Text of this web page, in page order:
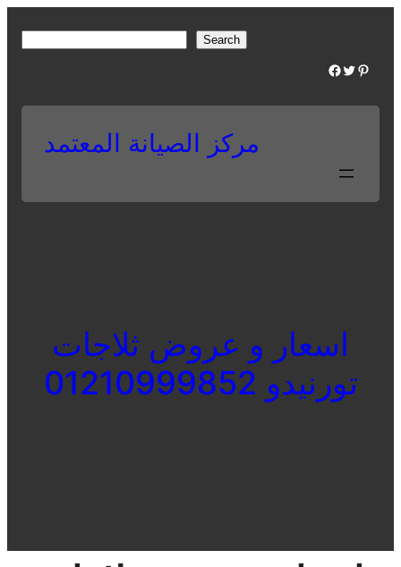
r
Search
Facebook Twitter Pinterest
مركز الصيانة المعتمد
اسعار و عروض ثلاجات
تورنيدو 01210999852